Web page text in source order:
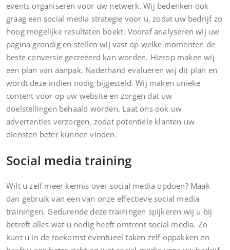
events organiseren voor uw netwerk. Wij bedenken ook
graag een social media strategie voor u, zodat uw bedrijf zo
hoog mogelijke resultaten boekt. Vooraf analyseren wij uw
pagina grondig en stellen wij vast op welke momenten de
beste conversie gecreëerd kan worden. Hierop maken wij
een plan van aanpak. Naderhand evalueren wij dit plan en
wordt deze indien nodig bijgesteld. Wij maken unieke
content voor op uw website en zorgen dat uw
doelstellingen behaald worden. Laat ons ook uw
advertenties verzorgen, zodat potentiële klanten uw
diensten beter kunnen vinden.
Social media training
Wilt u zelf meer kennis over social media opdoen? Maak
dan gebruik van een van onze effectieve social media
trainingen. Gedurende deze trainingen spijkeren wij u bij
betreft alles wat u nodig heeft omtrent social media. Zo
kunt u in de toekomst eventueel taken zelf oppakken en